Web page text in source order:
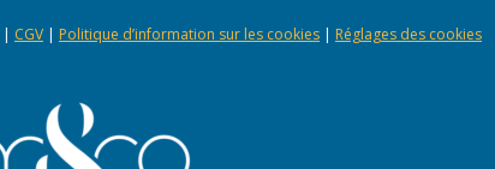
| CGV | Politique d’information sur les cookies | Réglages des cookies